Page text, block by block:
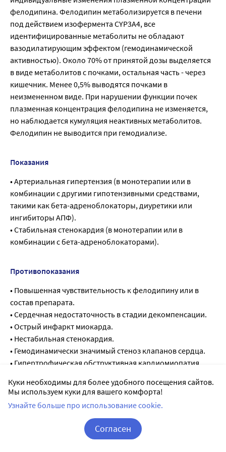
фелодипина. Фелодипин метаболизируется в печени
под действием изофермента CYP3A4, все
идентифицированные метаболиты не обладают
вазодилатирующим эффектом (гемодинамической
активностью). Около 70% от принятой дозы выделяется
в виде метаболитов с почками, остальная часть - через
кишечник. Менее 0,5% выводятся почками в
неизмененном виде. При нарушении функции почек
плазменная концентрация фелодипина не изменяется,
но наблюдается кумуляция неактивных метаболитов.
Фелодипин не выводится при гемодиализе.
Показания
• Артериальная гипертензия (в монотерапии или в
комбинации с другими гипотензивными средствами,
такими как бета-адреноблокаторы, диуретики или
ингибиторы АПФ).
• Стабильная стенокардия (в монотерапии или в
комбинации с бета-адреноблокаторами).
Противопоказания
• Повышенная чувствительность к фелодипину или в
состав препарата.
• Сердечная недостаточность в стадии декомпенсации.
• Острый инфаркт миокарда.
• Нестабильная стенокардия.
• Гемодинамически значимый стеноз клапанов сердца.
• Гипертрофическая обструктивная кардиомиопатия.
установлены).
• Непереносимость лактозы, дефицит лактазы, глюкозо-
галактозная мальабсорбция.
• Беременность, период грудного вскармливания (см.
раздел «Применение при беременности и в период
Куки необходимы для более удобного посещения сайтов.
Мы используем куки для вашего комфорта!
Узнайте больше про использование cookie.
Согласен